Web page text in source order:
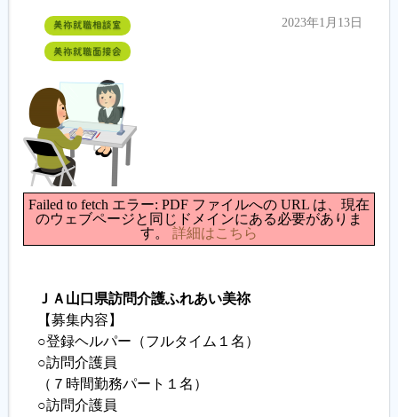
美祢就職相談室
美祢就職面接会
2023年1月13日
Failed to fetch エラー: PDF ファイルへの URL は、現在
のウェブページと同じドメインにある必要がありま
す。 詳細はこちら
ＪＡ山口県訪問介護ふれあい美祢
【募集内容】
○登録ヘルパー（フルタイム１名）
○訪問介護員
（７時間勤務パート１名）
○訪問介護員